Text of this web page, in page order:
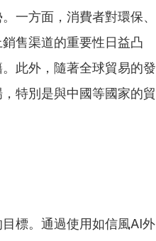
一方面，消費者對環保、
售渠道的重要性日益凸
此外，隨著全球貿易的發
特別是與中國等國家的貿
標。通過使用如信風AI外